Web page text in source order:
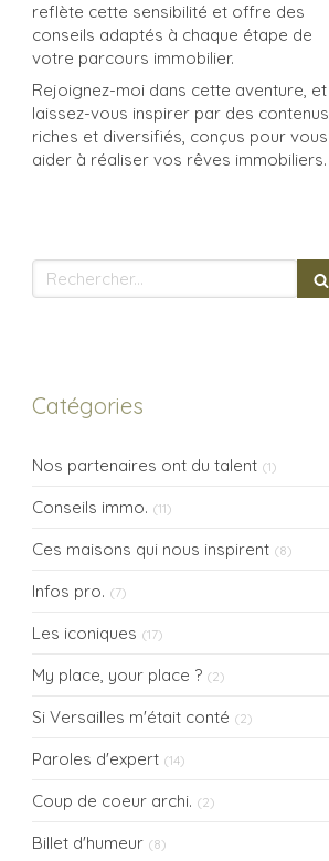
reflète cette sensibilité et offre des
conseils adaptés à chaque étape de
votre parcours immobilier.
Rejoignez-moi dans cette aventure, et
laissez-vous inspirer par des contenus
riches et diversifiés, conçus pour vous
aider à réaliser vos rêves immobiliers.
Rechercher
Catégories
Nos partenaires ont du talent (1)
Conseils immo. (11)
Ces maisons qui nous inspirent (8)
Infos pro. (7)
Les iconiques (17)
My place, your place ? (2)
Si Versailles m'était conté (2)
Paroles d'expert (14)
Coup de coeur archi. (2)
Billet d'humeur (8)